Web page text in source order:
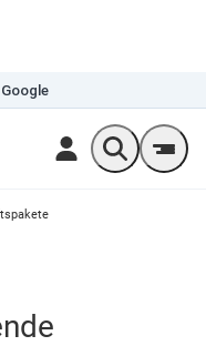
×
öffnenWonach